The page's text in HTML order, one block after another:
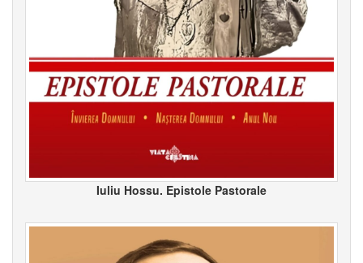
Iuliu Hossu. Epistole Pastorale